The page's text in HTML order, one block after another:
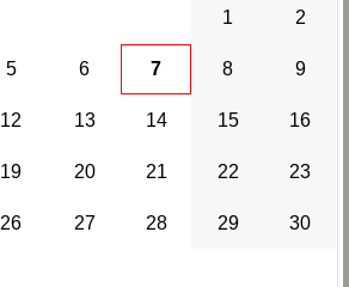
1 2
5 6 7 8 9
12 13 14 15 16
19 20 21 22 23
26 27 28 29 30